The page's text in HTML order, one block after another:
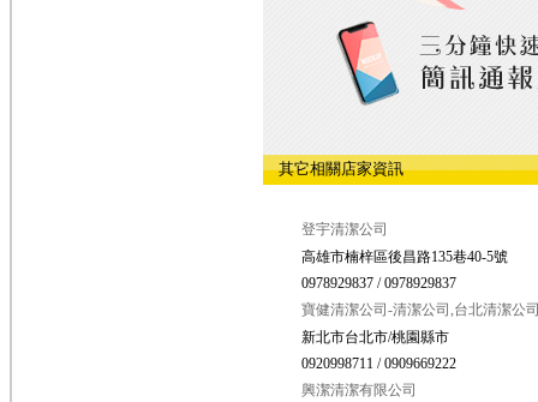
其它相關店家資訊
登宇清潔公司
高雄市楠梓區後昌路135巷40-5號
0978929837 / 0978929837
寶健清潔公司-清潔公司,台北清潔公
新北市台北市/桃園縣市
0920998711 / 0909669222
興潔清潔有限公司